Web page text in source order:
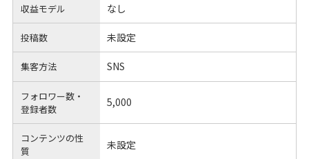
収益モデル なし
投稿数 未設定
集客方法 SNS
フォロワー数・
登録者数
5,000
コンテンツの性
質
未設定